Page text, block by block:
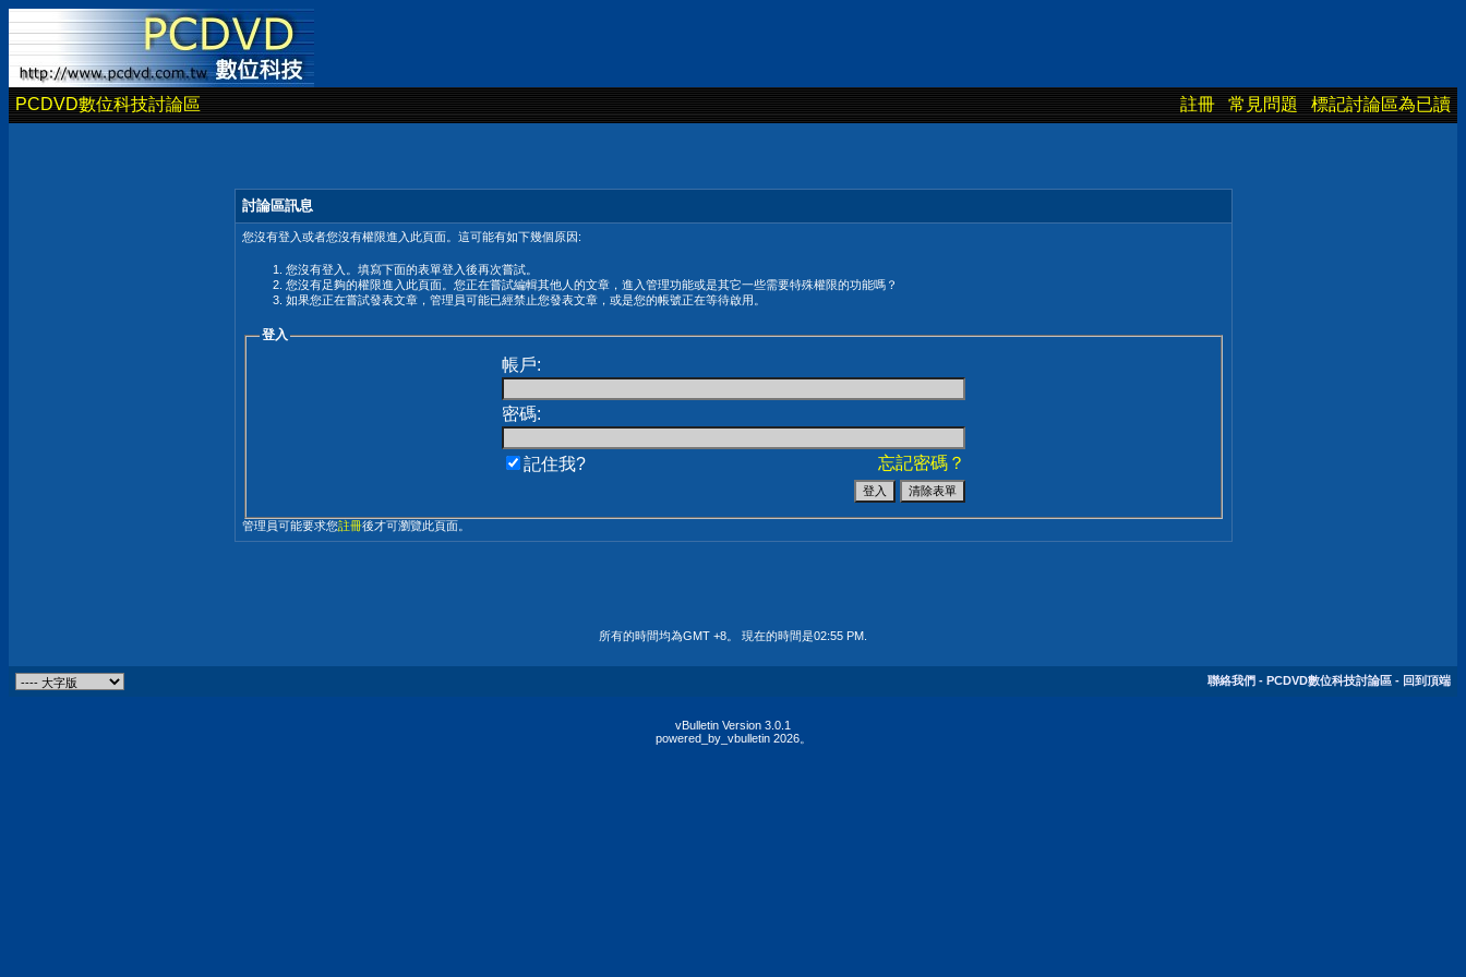
PCDVD數位科技討論區 註冊 常見問題 標記討論區為已讀
討論區訊息
您沒有登入或者您沒有權限進入此頁面。這可能有如下幾個原因:
您沒有登入。填寫下面的表單登入後再次嘗試。
您沒有足夠的權限進入此頁面。您正在嘗試編輯其他人的文章，進入管理功能或是其它一些需要特殊權限的功能嗎？
如果您正在嘗試發表文章，管理員可能已經禁止您發表文章，或是您的帳號正在等待啟用。
登入
帳戶:
密碼:
忘記密碼？
記住我?
管理員可能要求您註冊後才可瀏覽此頁面。
所有的時間均為GMT +8。 現在的時間是02:55 PM
聯絡我們 - PCDVD數位科技討論區 - 回到頂端
vBulletin Version 3.0.1
powered_by_vbulletin 2026。